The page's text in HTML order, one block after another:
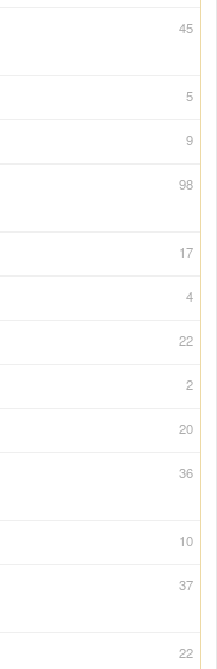
45
5
9
98
17
4
22
2
20
36
10
37
22